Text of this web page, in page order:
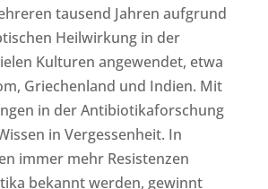
tausend Jahren aufgrund
Heilwirkung in der
Kulturen angewendet, etwa
Griechenland und Indien. Mit
in der Antibiotikaforschung
in Vergessenheit. In
immer mehr Resistenzen
bekannt werden, gewinnt